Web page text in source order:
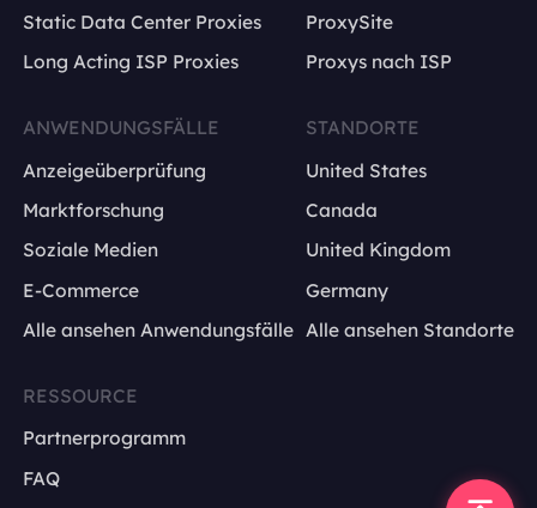
Static Data Center Proxies
Long Acting ISP Proxies
ProxySite
Proxys nach ISP
ANWENDUNGSFÄLLE
Anzeigeüberprüfung
Marktforschung
Soziale Medien
E-Commerce
Alle ansehen Anwendungsfälle
STANDORTE
United States
Canada
United Kingdom
Germany
Alle ansehen Standorte
RESSOURCE
Partnerprogramm
FAQ